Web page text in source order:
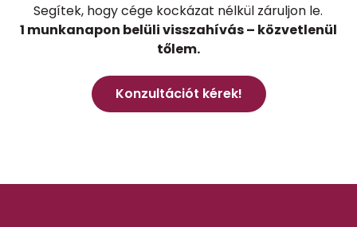
Segítek, hogy cége kockázat nélkül záruljon le.
1 munkanapon belüli visszahívás – közvetlenül
tőlem.
Konzultációt kérek!